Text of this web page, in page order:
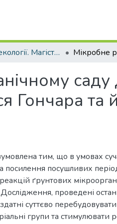
Кафедра екології. Магістри
Гончара та
тим, що в умовах
посилення посушливих
ґрунтових
проведені
суттєво
групи та стимулювати